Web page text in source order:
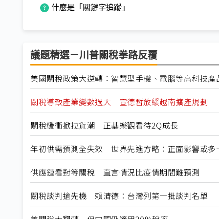
什麼是「關鍵字追蹤」
議題精選－川普關稅拳路反覆
美國關稅政策大逆轉：智慧型手機、電腦等高科技產
關稅導致產業變數過大 宣德暫放緩越南擴產規劃
關稅緩衝掀拉貨潮 正基樂觀看待2Q成長
年初供需預測全失效 世界先進方略：正面影響或多
供應鏈看對等關稅 直言情況比疫情期間難預測
關稅談判搶先機 賴清德：台灣列第一批談判名單